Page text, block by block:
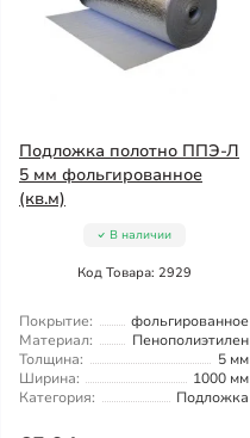
Подложка полотно ППЭ-Л
5 мм фольгированное
(кв.м)
В наличии
Код Товара: 2929
Покрытие:
фольгированное
Материал:
Пенополиэтилен
Толщина:
5 мм
Ширина:
1000 мм
Категория:
Подложка